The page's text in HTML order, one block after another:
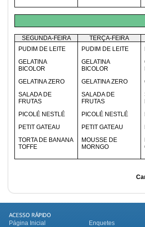
SEGUNDA-FEIRA TERÇA-FEIRA
PUDIM DE LEITE
GELATINA
BICOLOR
GELATINA ZERO
SALADA DE
FRUTAS
PICOLÉ NESTLÉ
PETIT GATEAU
TORTA DE BANANA
TOFFE
PUDIM DE LEITE
GELATINA
BICOLOR
GELATINA ZERO
SALADA DE
FRUTAS
PICOLÉ NESTLÉ
PETIT GATEAU
MOUSSE DE
MORNGO
Página Inicial Enquetes